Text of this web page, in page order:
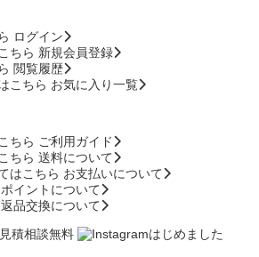
ログイン
新規会員登録
閲覧履歴
お気に入り一覧
ご利用ガイド
送料について
お支払いについて
ポイントについて
返品交換について